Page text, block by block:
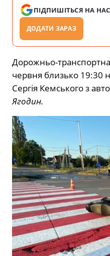
ПІДПИШІТЬСЯ НА НАС
ДОДАТИ ЗАРАЗ
Дорожньо-
червня близько 19:30
Сергія Кемського з
Ягодин.